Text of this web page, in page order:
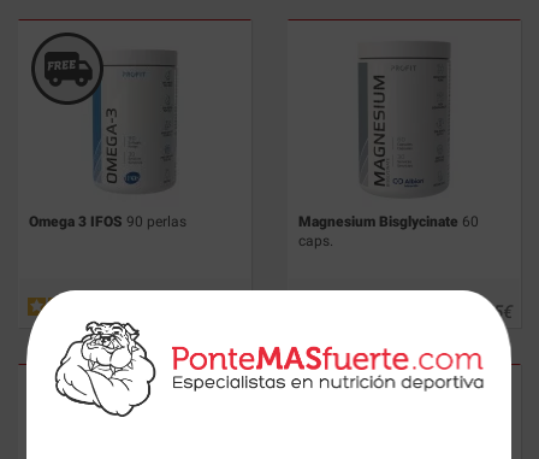
Omega 3 IFOS 90 perlas Magnesium Bisglycinate 60
caps.
€
13.55